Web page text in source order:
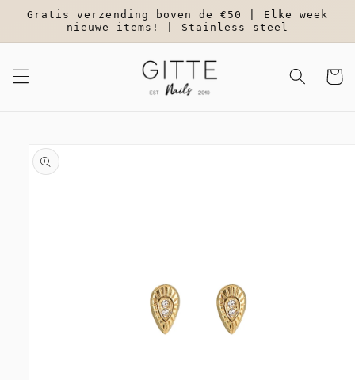
naar de
content
Gratis verzending boven de €50 | Elke week
nieuwe items! | Stainless steel
direct naar